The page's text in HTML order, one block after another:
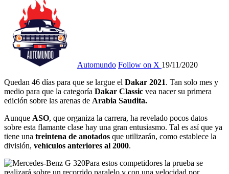
Automundo Follow on X 19/11/2020
Quedan 46 días para que se largue el Dakar 2021. Tan solo mes y
medio para que la categoría Dakar Classic vea nacer su primera
edición sobre las arenas de Arabia Saudita.
Aunque ASO, que organiza la carrera, ha revelado pocos datos
sobre esta flamante clase hay una gran entusiasmo. Tal es así que ya
tiene una treintena de anotados que utilizarán, como establece la
división, vehículos anteriores al 2000.
Para estos competidores la prueba se
realizará sobre un recorrido paralelo y con una velocidad por